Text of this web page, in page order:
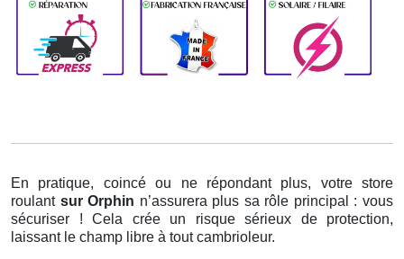
En pratique, coincé ou ne répondant plus, votre store
roulant sur Orphin n’assurera plus sa rôle principal : vous
sécuriser ! Cela crée un risque sérieux de protection,
laissant le champ libre à tout cambrioleur.